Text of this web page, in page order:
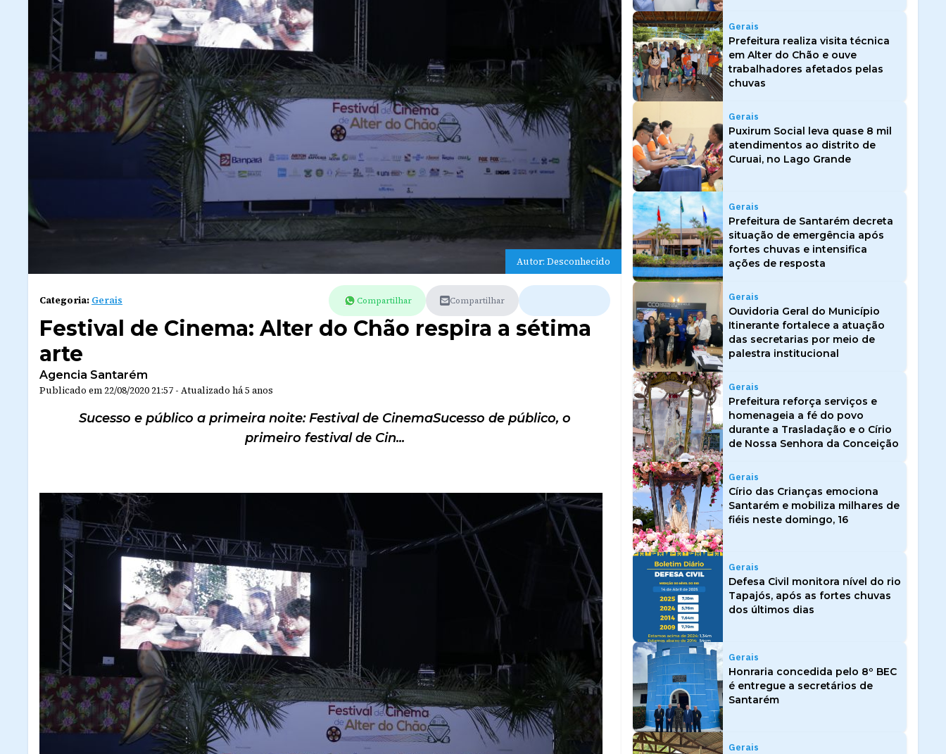
Autor: Desconhecido
Categoria: Gerais Compartilhar Compartilhar
Festival de Cinema: Alter do Chão respira a sétima
arte
Agencia Santarém
Publicado em 22/08/2020 21:57 - Atualizado há 5 anos
Sucesso e público a primeira noite: Festival de CinemaSucesso de público, o
primeiro festival de Cin...
Gerais
Prefeitura realiza visita técnica
em Alter do Chão e ouve
trabalhadores afetados pelas
chuvas
Gerais
Puxirum Social leva quase 8 mil
atendimentos ao distrito de
Curuai, no Lago Grande
Gerais
Prefeitura de Santarém decreta
situação de emergência após
fortes chuvas e intensifica
ações de resposta
Gerais
Ouvidoria Geral do Município
Itinerante fortalece a atuação
das secretarias por meio de
palestra institucional
Gerais
Prefeitura reforça serviços e
homenageia a fé do povo
durante a Trasladação e o Círio
de Nossa Senhora da Conceição
Gerais
Círio das Crianças emociona
Santarém e mobiliza milhares de
fiéis neste domingo, 16
Gerais
Defesa Civil monitora nível do rio
Tapajós, após as fortes chuvas
dos últimos dias
Gerais
Honraria concedida pelo 8º BEC
é entregue a secretários de
Santarém
Gerais